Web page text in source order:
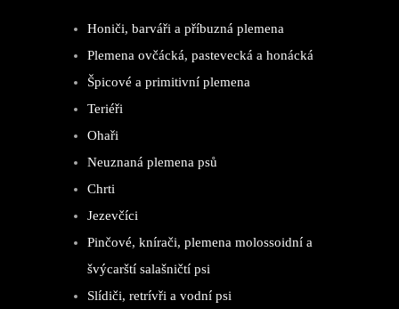
Honiči, barváři a příbuzná plemena
Plemena ovčácká, pastevecká a honácká
Špicové a primitivní plemena
Teriéři
Ohaři
Neuznaná plemena psů
Chrti
Jezevčíci
Pinčové, knírači, plemena molossoidní a
švýcarští salašničtí psi
Slídiči, retrívři a vodní psi